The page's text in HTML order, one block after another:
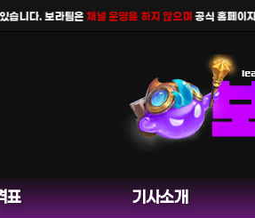
다. 보라팀은채널 운영을 하지 않으며공식 홈페이지 카
표 기사소개